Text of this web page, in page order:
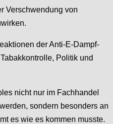
Verschwendung von
der Anti-E-Dampf-
Politik und
nicht nur im Fachhandel
sondern besonders an
es wie es kommen musste.